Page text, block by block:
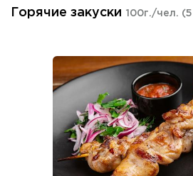
Горячие закуски 100г./чел.